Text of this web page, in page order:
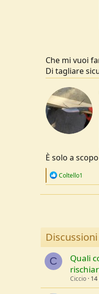
Che mi vuoi
Di tagliare
È solo a
R
s
Coltello1
C
Quali
Ciccio